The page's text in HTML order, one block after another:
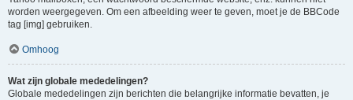
worden weergegeven. Om een afbeelding weer te geven, moet je de BBCode
tag [img] gebruiken.
Omhoog
Wat zijn globale mededelingen?
Globale mededelingen zijn berichten die belangrijke informatie bevatten, je